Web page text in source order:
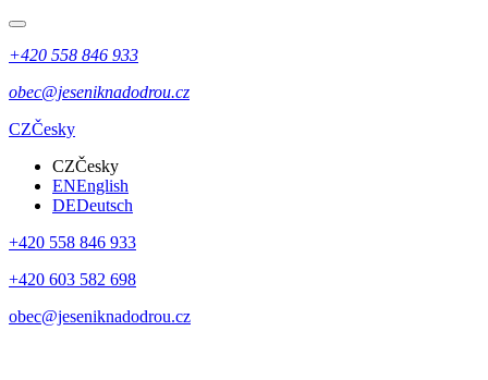
+420 558 846 933
obec@jeseniknadodrou.cz
CZČesky
CZČesky
ENEnglish
DEDeutsch
+420 558 846 933
+420 603 582 698
obec@jeseniknadodrou.cz